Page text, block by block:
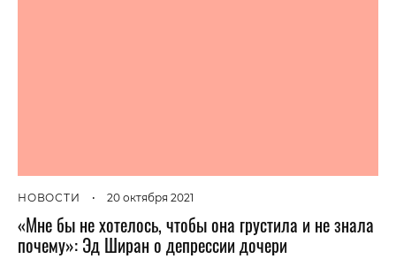
НОВОСТИ • 20 октября 2021
«Мне бы не хотелось, чтобы она грустила и не знала
почему»: Эд Ширан о депрессии дочери